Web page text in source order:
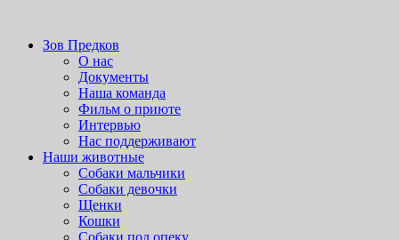
скачивания устанавливать через админку.
Зов Предков
приют для бездомных животных
Зов Предков
О нас
Документы
Наша команда
Фильм о приюте
Интервью
Нас поддерживают
Наши животные
Cобаки мальчики
Cобаки девочки
Щенки
Кошки
Собаки под опеку